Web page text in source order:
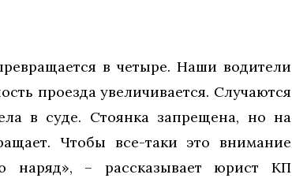
в четыре. Наши водители
проезда увеличивается. Случаются
в суде. Стоянка запрещена, но на
Чтобы все-таки это внимание
– рассказывает юрист КП